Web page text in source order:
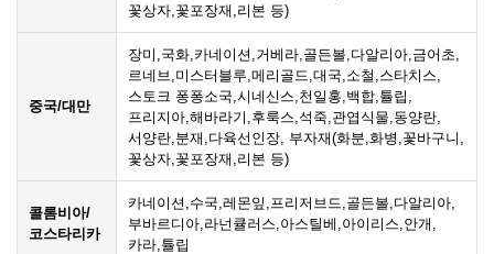
꽃상자,꽃포장재,리본 등)
중국/대만
장미,국화,카네이션,거베라,골든볼,다알리아,금어초,
르네브,미스터블루,메리골드,대국,소철,스타치스,
스토크 퐁퐁소국,시네신스,천일홍,백합,튤립,
프리지아,해바라기,후룩스,석죽,관엽식물,동양란,
서양란,분재,다육선인장, 부자재(화분,화병,꽃바구니,
꽃상자,꽃포장재,리본 등)
콜롬비아/
코스타리카
카네이션,수국,레몬잎,프리저브드,골든볼,다알리아,
부바르디아,라넌큘러스,아스틸베,아이리스,안개,
카라,튤립